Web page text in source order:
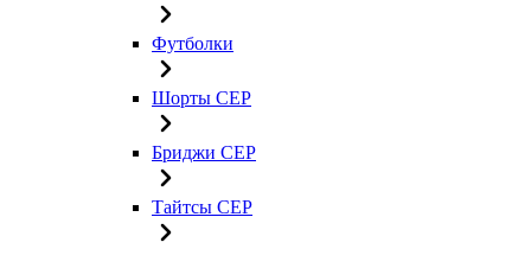
Футболки
Шорты CEP
Бриджи CEP
Тайтсы CEP